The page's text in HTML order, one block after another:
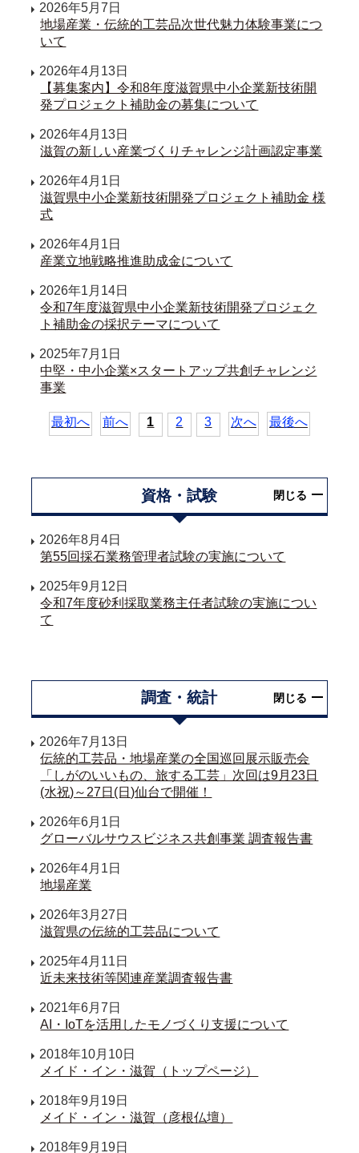
2026年5月7日
地場産業・伝統的工芸品次世代魅力体験事業につ
いて
2026年4月13日
【募集案内】令和8年度滋賀県中小企業新技術開
発プロジェクト補助金の募集について
2026年4月13日
滋賀の新しい産業づくりチャレンジ計画認定事業
2026年4月1日
滋賀県中小企業新技術開発プロジェクト補助金 様
式
2026年4月1日
産業立地戦略推進助成金について
2026年1月14日
令和7年度滋賀県中小企業新技術開発プロジェク
ト補助金の採択テーマについて
2025年7月1日
中堅・中小企業×スタートアップ共創チャレンジ
事業
最初へ 前へ 1 2 3 次へ 最後へ
資格・試験 閉じる
2026年8月4日
第55回採石業務管理者試験の実施について
2025年9月12日
令和7年度砂利採取業務主任者試験の実施につい
て
調査・統計 閉じる
2026年7月13日
伝統的工芸品・地場産業の全国巡回展示販売会
「しがのいいもの、旅する工芸」次回は9月23日
(水祝)～27日(日)仙台で開催！
2026年6月1日
グローバルサウスビジネス共創事業 調査報告書
2026年4月1日
地場産業
2026年3月27日
滋賀県の伝統的工芸品について
2025年4月11日
近未来技術等関連産業調査報告書
2021年6月7日
AI・IoTを活用したモノづくり支援について
2018年10月10日
メイド・イン・滋賀（トップページ）
2018年9月19日
メイド・イン・滋賀（彦根仏壇）
2018年9月19日